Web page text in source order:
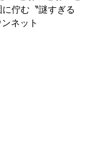
佇む〝謎すぎる
ネット